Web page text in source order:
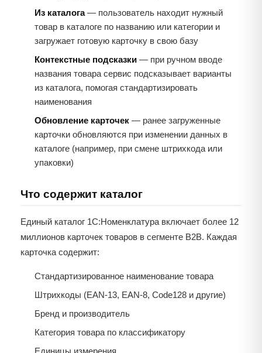
Из каталога— пользователь находит нужный
товар в каталоге по названию или категории и
загружает готовую карточку в свою базу
Контекстные подсказки — при ручном вводе
названия товара сервис подсказывает варианты
из каталога, помогая стандартизировать
наименования
Обновление карточек — ранее загруженные
карточки обновляются при изменении данных в
каталоге (например, при смене штрихкода или
упаковки)
Что содержит каталог
Единый каталог 1С:Номенклатура включает более 12
миллионов карточек товаров в сегменте B2B. Каждая
карточка содержит:
Стандартизированное наименование товара
Штрихкоды (EAN-13, EAN-8, Code128 и другие)
Бренд и производитель
Категория товара по классификатору